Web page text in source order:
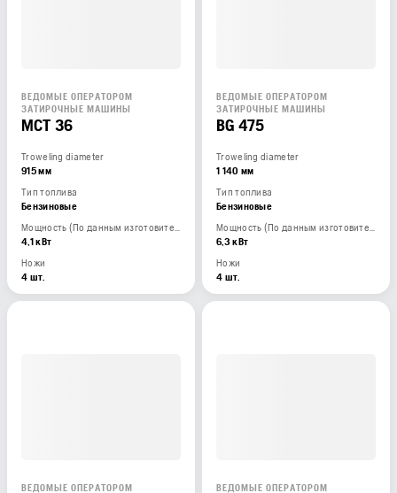
ВЕДОМЫЕ ОПЕРАТОРОМ
ЗАТИРОЧНЫЕ МАШИНЫ
MCT 36
Troweling diameter
915 мм
Тип топлива
Бензиновые
Мощность (По данным изготовителя двигателя)
4,1 кВт
Ножи
4 шт.
ВЕДОМЫЕ ОПЕРАТОРОМ
ЗАТИРОЧНЫЕ МАШИНЫ
BG 475
Troweling diameter
1 140 мм
Тип топлива
Бензиновые
Мощность (По данным изготовителя двигателя)
6,3 кВт
Ножи
4 шт.
ВЕДОМЫЕ ОПЕРАТОРОМ
ВЕДОМЫЕ ОПЕРАТОРОМ